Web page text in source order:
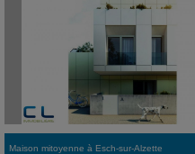
Maison mitoyenne à Esch-sur-Alzette